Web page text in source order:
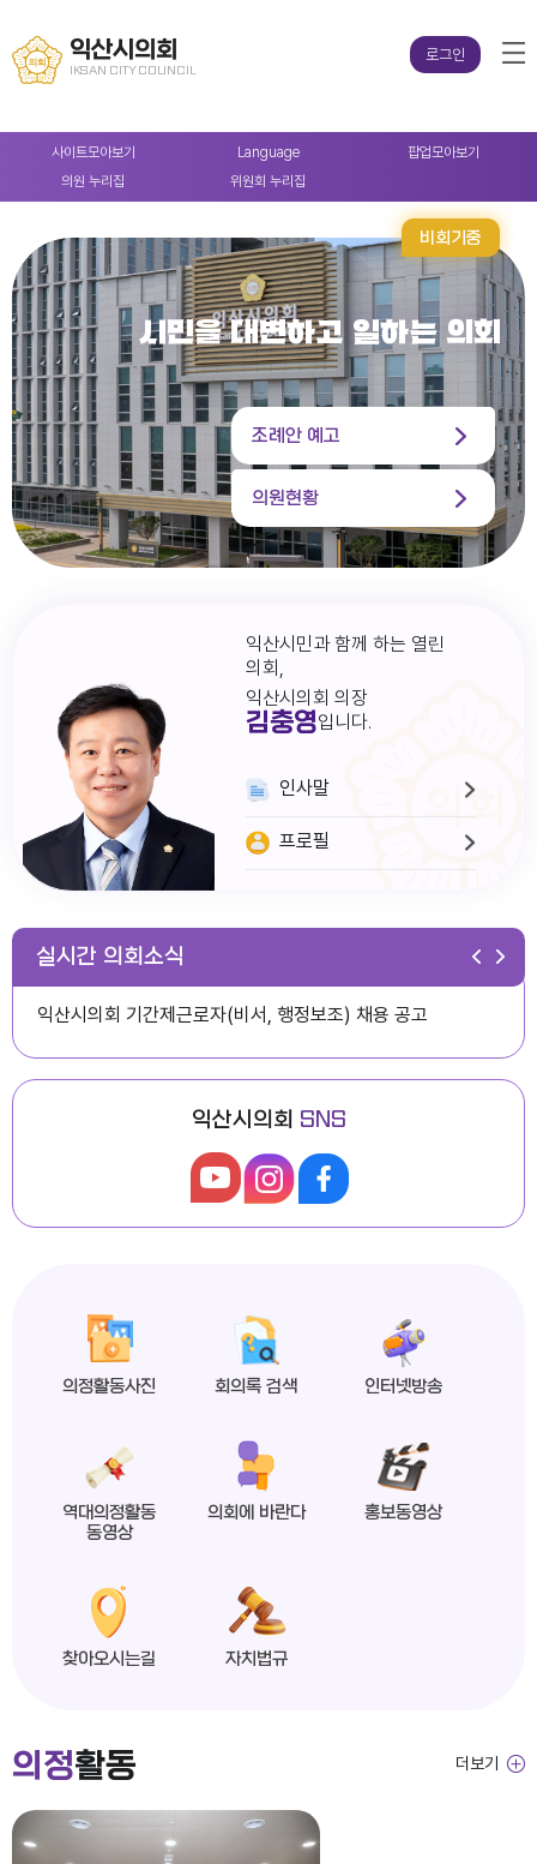
익산시의회
IKSAN CITY COUNCIL
로그인
사이트모아보기 Language 팝업모아보기
의원 누리집 위원회 누리집
비회기중
시민을 대변하고 일하는 의회
조례안 예고
의원현황
익산시민과 함께 하는 열린
의회,
익산시의회 의장
김충영입니다.
인사말
프로필
실시간 의회소식
다다익산(2026.1월호) 의회편
익산시의회 기간제근로자(비서, 행정보조) 채용 공고
익산시의회, 제279회 임시회 폐회
익산시의회 상임위원회 ‘현장 속으로!’
익산시의회, 제279회 임시회 개회
익산시의회 SNS
의정활동사진 회의록 검색 인터넷방송
역대의정활동
동영상
의회에 바란다 홍보동영상
찾아오시는길 자치법규
의정활동 더보기